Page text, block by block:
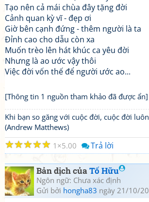
Tạo nên cả mái chùa đây tặng đời
Cảnh quan kỳ vĩ - đẹp ơi
Giờ bên cạnh đứng - thêm người là ta
Đỉnh cao cho dẫu còn xa
Muốn trèo lên hát khúc ca yêu đời
Nhưng là ao ước vậy thôi
Việc đời vốn thế để người ước ao...
[Thông tin 1 nguồn tham khảo đã được ẩn]
Khi bạn so găng với cuộc đời, cuộc đời
(Andrew Matthews)
☆
☆
☆
☆
☆ 1 5.00 Trả lời
Bản dịch củaTố Hữu
Ngôn ngữ: Chưa xác định
Gửi bởi hongha83 ngày 21/10/